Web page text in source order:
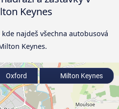
Keynes
najdeš všechna autobusová
Keynes.
Oxford Milton Keynes